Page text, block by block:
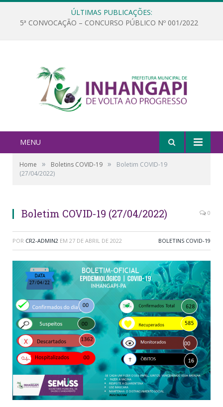
ÚLTIMAS PUBLICAÇÕES:
5ª CONVOCAÇÃO – CONCURSO PÚBLICO Nº 001/2022
MENU
Home » Boletins COVID-19 »
Boletim COVID-19
(27/04/2022)
Boletim COVID-19 (27/04/2022) 0
POR CR2-ADMIN2 EM 27 DE ABRIL DE 2022 BOLETINS COVID-19